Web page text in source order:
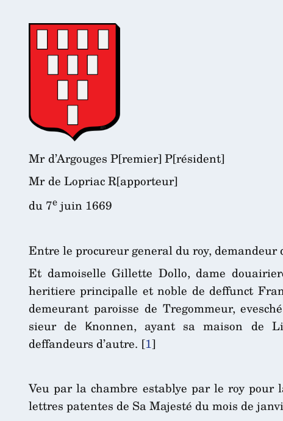
Mr d’Argouges P[remier] P[résident]
Mr de Lopriac R[apporteur]
du 7e juin 1669
Entre le procureur general du roy, demandeur
Et damoiselle Gillette Dollo, dame
heritiere principalle et noble de deffunct
demeurant paroisse de Tregommeur,
sieur de Ꝃnonnen, ayant sa maison de
deffandeurs d’autre. [1]
Veu par la chambre establye par le roy
lettres patentes de Sa Majesté du mois de